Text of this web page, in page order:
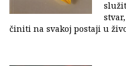
činiti na svakoj postaji u